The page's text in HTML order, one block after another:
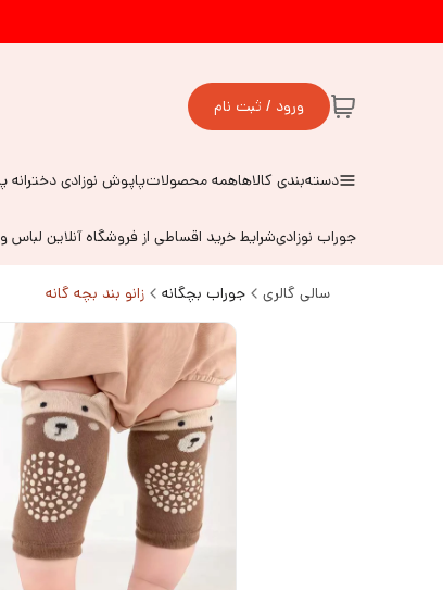
ورود / ثبت نام
دسته‌بندی کالاهاهمه محصولاتپاپوش نوزادی دخترانه
جوراب نوزادیشرایط خرید اقساطی از فروشگاه آنلاین
سالی گالری جوراب بچگانه زانو بند بچه گانه